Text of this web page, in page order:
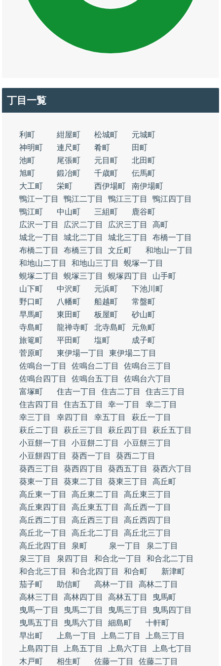
丁目一覧
利町 紺屋町 松城町
元城町
神明町
連尺町 肴町
田町
池町
尾張町 元目町
北田町
旭町
鍛冶町 千歳町
伝馬町
大工町
栄町 西伊場町
南伊場町
鴨江一丁目
鴨江二丁目 鴨江三丁目
鴨江四丁目
鴨江町
中山町 三組町
鹿谷町
広沢一丁目
広沢二丁目 広沢三丁目
高町
城北一丁目
城北二丁目 城北三丁目
布橋一丁目
布橋二丁目
布橋三丁目 文丘町
和地山一丁目
和地山二丁目
和地山三丁目
蜆塚一丁目
蜆塚二丁目
蜆塚三丁目 蜆塚四丁目
山手町
山下町
中沢町 元浜町
下池川町
野口町
八幡町 船越町
常盤町
早馬町
東田町 板屋町
砂山町
寺島町
龍禅寺町 北寺島町
元魚町
旅篭町
平田町 塩町
成子町
菅原町
東伊場一丁目
東伊場二丁目
佐鳴台一丁目
佐鳴台二丁目
佐鳴台三丁目
佐鳴台四丁目
佐鳴台五丁目
佐鳴台六丁目
富塚町
住吉一丁目 住吉二丁目
住吉三丁目
住吉四丁目
住吉五丁目 幸一丁目
幸二丁目
幸三丁目
幸四丁目 幸五丁目
萩丘一丁目
萩丘二丁目
萩丘三丁目 萩丘四丁目
萩丘五丁目
小豆餅一丁目
小豆餅二丁目
小豆餅三丁目
小豆餅四丁目
葵西一丁目
葵西二丁目
葵西三丁目
葵西四丁目 葵西五丁目
葵西六丁目
葵東一丁目
葵東二丁目 葵東三丁目
高丘町
高丘東一丁目
高丘東二丁目
高丘東三丁目
高丘東四丁目
高丘東五丁目
高丘西一丁目
高丘西二丁目
高丘西三丁目
高丘西四丁目
高丘北一丁目
高丘北二丁目
高丘北三丁目
高丘北四丁目
泉町 泉一丁目
泉二丁目
泉三丁目
泉四丁目 和合北一丁目
和合北二丁目
和合北三丁目
和合北四丁目 和合町
新津町
茄子町
助信町 高林一丁目
高林二丁目
高林三丁目
高林四丁目 高林五丁目
曳馬町
曳馬一丁目
曳馬二丁目 曳馬三丁目
曳馬四丁目
曳馬五丁目
曳馬六丁目 細島町
十軒町
早出町
上島一丁目 上島二丁目
上島三丁目
上島四丁目
上島五丁目 上島六丁目
上島七丁目
木戸町
相生町 佐藤一丁目
佐藤二丁目